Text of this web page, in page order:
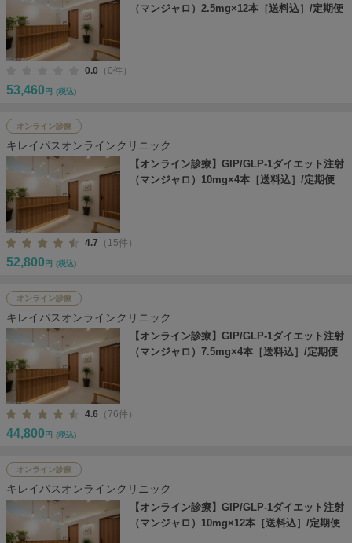
（マンジャロ）2.5mg×12本［送料込］/定期便
0.0 （0件）
53,460 円 (税込)
オンライン診療
キレイパスオンラインクリニック
【オンライン診療】GIP/GLP-1ダイエット注射
（マンジャロ）10mg×4本［送料込］/定期便
4.7 （15件）
52,800 円 (税込)
オンライン診療
キレイパスオンラインクリニック
【オンライン診療】GIP/GLP-1ダイエット注射
（マンジャロ）7.5mg×4本［送料込］/定期便
4.6 （76件）
44,800 円 (税込)
オンライン診療
キレイパスオンラインクリニック
【オンライン診療】GIP/GLP-1ダイエット注射
（マンジャロ）10mg×12本［送料込］/定期便